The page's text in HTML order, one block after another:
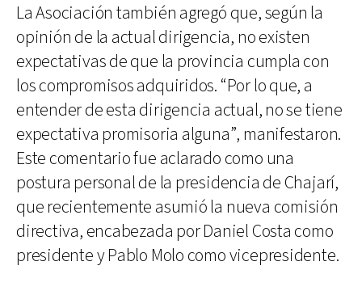
La Asociación también agregó que, según la
opinión de la actual dirigencia, no existen
expectativas de que la provincia cumpla con
los compromisos adquiridos. “Por lo que, a
entender de esta dirigencia actual, no se tiene
expectativa promisoria alguna”, manifestaron.
Este comentario fue aclarado como una
postura personal de la presidencia de Chajarí,
que recientemente asumió la nueva comisión
directiva, encabezada por Daniel Costa como
presidente y Pablo Molo como vicepresidente.